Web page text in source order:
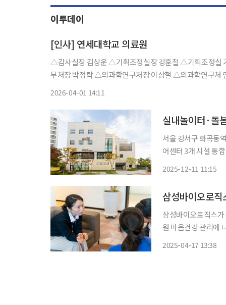
이투데이
[인사] 연세대학교 의료원
△감사실장 김상운 △기획조정실장 강훈철 △기획조정실
무처장 박정탁 △의과학연구처장 이상철 △의과학연구처
2026-04-01 14:11
실내놀이터·돌
서울 강서구 화곡동
어센터 3개 시설 통합 서울시가 어린이들의 놀이와 돌봄, 마음건강을 한 건물에서 모두 챙길
2025-12-11 11:15
삼성바이오로직스
원 마음건강 관리에 나선다. 17일 삼성바이오로직스에 따르면 사내
2025-04-17 13:38